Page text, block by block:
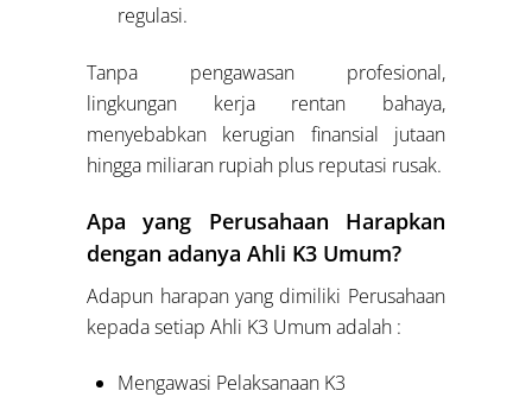
regulasi.
Tanpa pengawasan profesional,
lingkungan kerja rentan bahaya,
menyebabkan kerugian finansial jutaan
hingga miliaran rupiah plus reputasi rusak.
Apa yang Perusahaan Harapkan
dengan adanya Ahli K3 Umum?
Adapun harapan yang dimiliki Perusahaan
kepada setiap Ahli K3 Umum adalah :
Mengawasi Pelaksanaan K3